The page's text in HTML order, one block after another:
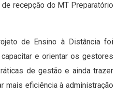
recepção do MT Preparatório
de Ensino à Distância foi
e orientar os gestores
de gestão e ainda trazer
mais eficiência à administração